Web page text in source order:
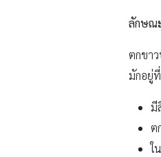
ลักษณ
ตกขา
มักอยู่
มี
ต
ใ